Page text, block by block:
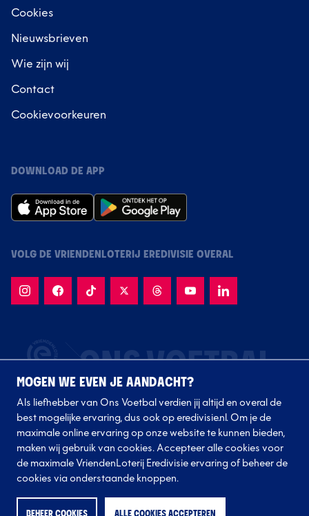
Cookies
Nieuwsbrieven
Wie zijn wij
Contact
Cookievoorkeuren
DOWNLOAD DE APP
VOLG DE VRIENDENLOTERIJ EREDIVISIE OVERAL
Volg onze clubs
MOGEN WE EVEN JE AANDACHT?
Als liefhebber van Ons Voetbal verdien jij altijd en overal de
best mogelijke ervaring, dus ook op eredivisie.nl. Om je de
maximale online ervaring op onze website te kunnen bieden,
maken wij gebruik van cookies. Accepteer alle cookies voor
de maximale VriendenLoterij Eredivisie ervaring of beheer de
cookies via onderstaande knoppen.